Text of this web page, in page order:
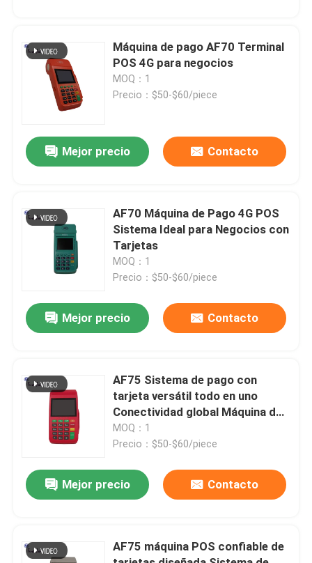
Hogar
Sobre nosotros
Control de calidad
Éntrenos en contacto con
Pida una cita
piezas de la máquina de la atmósfera
piezas de la atmósfera del wincor
Máquina de pago AF70 Terminal
POS 4G para negocios
MOQ：1
Precio：$50-$60/piece
Mejor precio Contacto
AF70 Máquina de Pago 4G POS
Sistema Ideal para Negocios con
Tarjetas
MOQ：1
Precio：$50-$60/piece
Mejor precio Contacto
AF75 Sistema de pago con
tarjeta versátil todo en uno
Conectividad global Máquina de
pago con tarjeta
MOQ：1
Precio：$50-$60/piece
Mejor precio Contacto
AF75 máquina POS confiable de